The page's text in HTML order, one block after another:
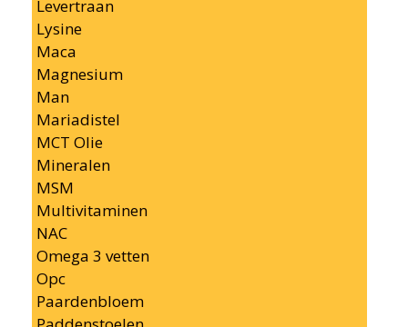
Levertraan
Lysine
Maca
Magnesium
Man
Mariadistel
MCT Olie
Mineralen
MSM
Multivitaminen
NAC
Omega 3 vetten
Opc
Paardenbloem